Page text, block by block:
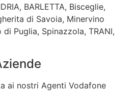
BARLETTA, Bisceglie,
di Savoia, Minervino
di Puglia, Spinazzola, TRANI,
ai nostri Agenti Vodafone